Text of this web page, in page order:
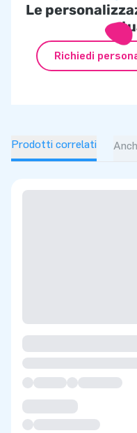
Le
Richiedi
Prodotti correlati